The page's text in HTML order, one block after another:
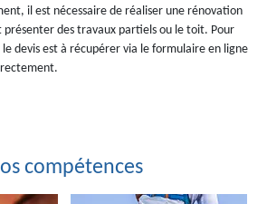
il est nécessaire de réaliser une rénovation
présenter des travaux partiels ou le toit. Pour
devis est à récupérer via le formulaire en ligne
compétences